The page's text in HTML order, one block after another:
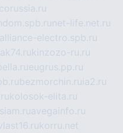
net-life.net.ru
alliance-electro.spb.ru
kinzozo-ru.ru
eugrus.pp.ru
bezmorchin.ru ia2.ru
kolosok-elita.ru
avegainfo.ru
korru.net